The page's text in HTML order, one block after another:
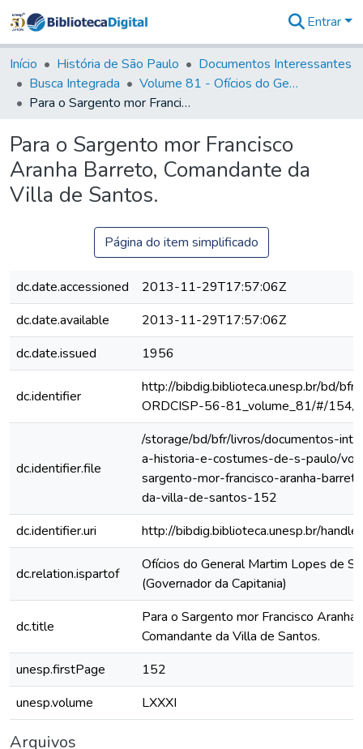
&
Coleções
Tudo na
Biblioteca
Estatísticas
Entrar
Início História de São Paulo
Documentos Interessantes
Busca Integrada
Volume 81 - Ofícios do General Martim Lopes de Saldanha (Governador da Capitania)
Para o Sargento mor Francisco Aranha Barreto, Comandante da Villa de Santos.
Para o Sargento mor Francisco
Aranha Barreto, Comandante da
Villa de Santos.
Página do item simplificado
dc.date.accessioned
2013-11-29T17:57:06Z
dc.date.available
2013-11-29T17:57:06Z
dc.date.issued
1956
dc.identifier
http://bibdig.biblioteca.unesp.br/bd/
ORDCISP-56-81_volume_81/#/154/
dc.identifier.file
/storage/bd/bfr/livros/documentos-
a-historia-e-costumes-de-s-paulo/
sargento-mor-francisco-aranha-
da-villa-de-santos-152
dc.identifier.uri
http://bibdig.biblioteca.unesp.br/
dc.relation.ispartof
Ofícios do General Martim Lopes de
(Governador da Capitania)
dc.title
Para o Sargento mor Francisco Aranha
Comandante da Villa de Santos.
unesp.firstPage
152
unesp.volume
LXXXI
Arquivos